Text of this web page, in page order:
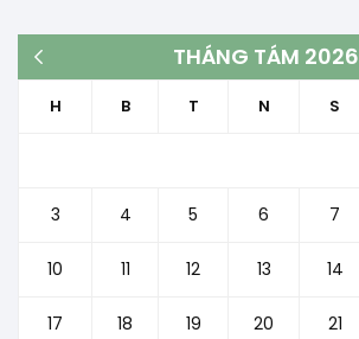
THÁNG TÁM 2026
H B T N S
3 4 5 6 7
10 11 12 13 14
17 18 19 20 21